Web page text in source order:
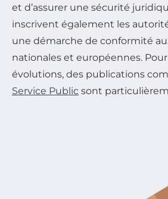
et d’assurer une sécurité
inscrivent également les
une démarche de conformité
nationales et européennes.
évolutions, des publications
Service Public sont